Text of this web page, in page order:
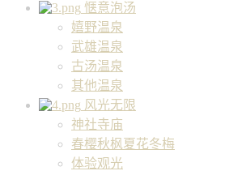
惬意泡汤
嬉野温泉
武雄温泉
古汤温泉
其他温泉
风光无限
神社寺庙
春樱秋枫夏花冬梅
体验观光